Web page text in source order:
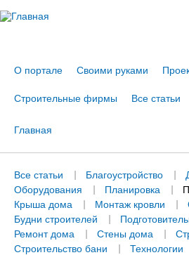
О портале Своими руками
Строительные фирмы Все статьи
Вы
здесь
Главная
Все статьи Благоустройство
Оборудования
Планировка
Крыша дома
Монтаж кровли
Будни строителей
Ремонт дома
Стены дома
Строительство бани
Технологии